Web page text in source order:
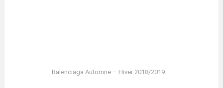
Balenciaga Automne – Hiver 2018/2019.